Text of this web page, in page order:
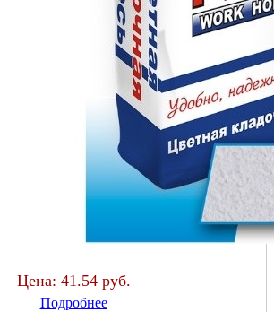
Цена: 41.54 руб.
Подробнее